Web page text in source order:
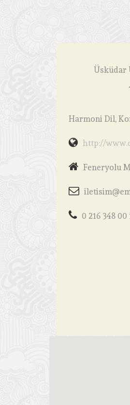
Üsküdar
Harmoni Dil,
http://
Feneryolu
0 216 348 00